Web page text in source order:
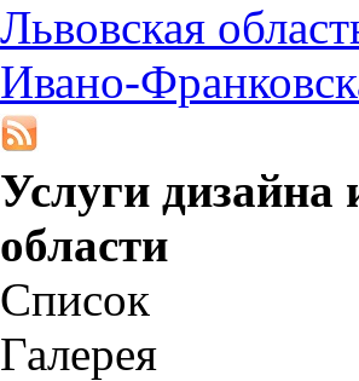
Львовская
Ивано-
Услуги
области
Список
Галерея